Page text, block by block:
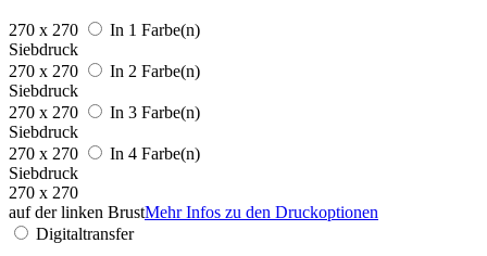
270 x 270
In 1 Farbe(n)
Siebdruck
270 x 270
In 2 Farbe(n)
Siebdruck
270 x 270
In 3 Farbe(n)
Siebdruck
270 x 270
In 4 Farbe(n)
Siebdruck
270 x 270
auf der linken BrustMehr Infos zu den Druckoptionen
Digitaltransfer